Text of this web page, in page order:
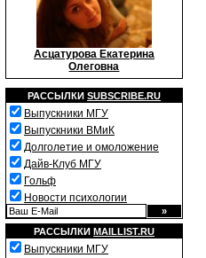
Асцатурова Екатерина
Олеговна
РАССЫЛКИ SUBSCRIBE.RU
Выпускники МГУ
Выпускники ВМиК
Долголетие и омоложение
Дайв-Клуб МГУ
Гольф
Новости психологии
РАССЫЛКИ MAILLIST.RU
Выпускники МГУ